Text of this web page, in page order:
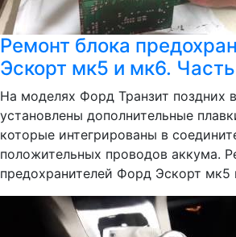
Ремонт блока
Эскорт мк5 и мк6.
На моделях Форд Транзит поздних
установлены дополнительные
которые интегрированы в
положительных проводов аккума.
предохранителей Форд Эскорт мк5